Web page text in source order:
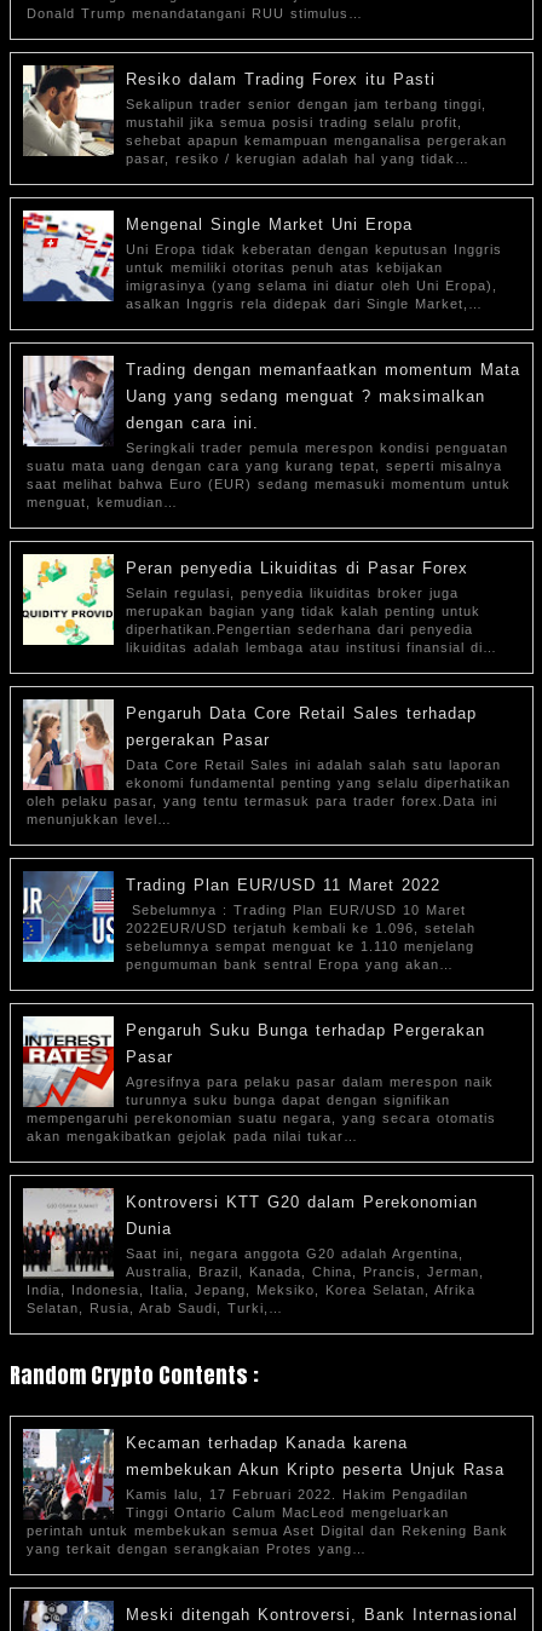
Donald Trump menandatangani RUU stimulus…
Resiko dalam Trading Forex itu Pasti
Sekalipun trader senior dengan jam terbang tinggi,
mustahil jika semua posisi trading selalu profit,
sehebat apapun kemampuan menganalisa pergerakan
pasar, resiko / kerugian adalah hal yang tidak…
Mengenal Single Market Uni Eropa
Uni Eropa tidak keberatan dengan keputusan Inggris
untuk memiliki otoritas penuh atas kebijakan
imigrasinya (yang selama ini diatur oleh Uni Eropa),
asalkan Inggris rela didepak dari Single Market,…
Trading dengan memanfaatkan momentum Mata
Uang yang sedang menguat ? maksimalkan
dengan cara ini.
Seringkali trader pemula merespon kondisi penguatan
suatu mata uang dengan cara yang kurang tepat, seperti misalnya
saat melihat bahwa Euro (EUR) sedang memasuki momentum untuk
menguat, kemudian…
Peran penyedia Likuiditas di Pasar Forex
Selain regulasi, penyedia likuiditas broker juga
merupakan bagian yang tidak kalah penting untuk
diperhatikan.Pengertian sederhana dari penyedia
likuiditas adalah lembaga atau institusi finansial di…
Pengaruh Data Core Retail Sales terhadap
pergerakan Pasar
Data Core Retail Sales ini adalah salah satu laporan
ekonomi fundamental penting yang selalu diperhatikan
oleh pelaku pasar, yang tentu termasuk para trader forex.Data ini
menunjukkan level…
Trading Plan EUR/USD 11 Maret 2022
Sebelumnya : Trading Plan EUR/USD 10 Maret
2022EUR/USD terjatuh kembali ke 1.096, setelah
sebelumnya sempat menguat ke 1.110 menjelang
pengumuman bank sentral Eropa yang akan…
Pengaruh Suku Bunga terhadap Pergerakan
Pasar
Agresifnya para pelaku pasar dalam merespon naik
turunnya suku bunga dapat dengan signifikan
mempengaruhi perekonomian suatu negara, yang secara otomatis
akan mengakibatkan gejolak pada nilai tukar…
Kontroversi KTT G20 dalam Perekonomian
Dunia
Saat ini, negara anggota G20 adalah Argentina,
Australia, Brazil, Kanada, China, Prancis, Jerman,
India, Indonesia, Italia, Jepang, Meksiko, Korea Selatan, Afrika
Selatan, Rusia, Arab Saudi, Turki,…
Random Crypto Contents :
Kecaman terhadap Kanada karena
membekukan Akun Kripto peserta Unjuk Rasa
Kamis lalu, 17 Februari 2022. Hakim Pengadilan
Tinggi Ontario Calum MacLeod mengeluarkan
perintah untuk membekukan semua Aset Digital dan Rekening Bank
yang terkait dengan serangkaian Protes yang…
Meski ditengah Kontroversi, Bank Internasional